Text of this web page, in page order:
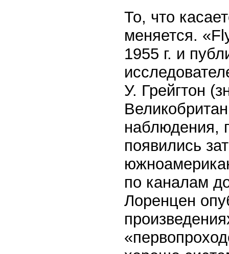
То, что
меняется.
1955 г. и
У. Грейгтон
наблюдения,
появились
по каналам
Лоренцен